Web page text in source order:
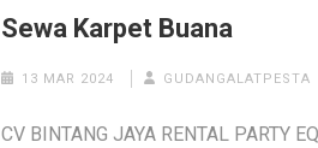
Sewa Karpet Buana
13 MAR 2024 GUDANGALATPESTA
CV BINTANG JAYA RENTAL PARTY